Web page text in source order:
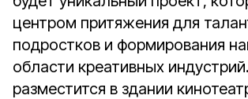
центром притяжения для
подростков и формирования
области креативных
разместится в здании